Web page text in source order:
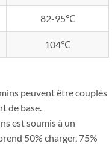
82-95℃
104℃
peuvent être couplés
de base.
est soumis à un
50% charger, 75%